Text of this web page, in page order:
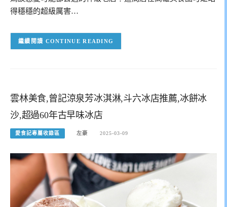
得穩穩的超級厲害…
CONTINUE READING
雲林美食,曾記涼泉芳冰淇淋,斗六冰店推薦,冰餅冰
沙,超過60年古早味冰店
愛食記專屬收錄區 左豪 2025-03-09